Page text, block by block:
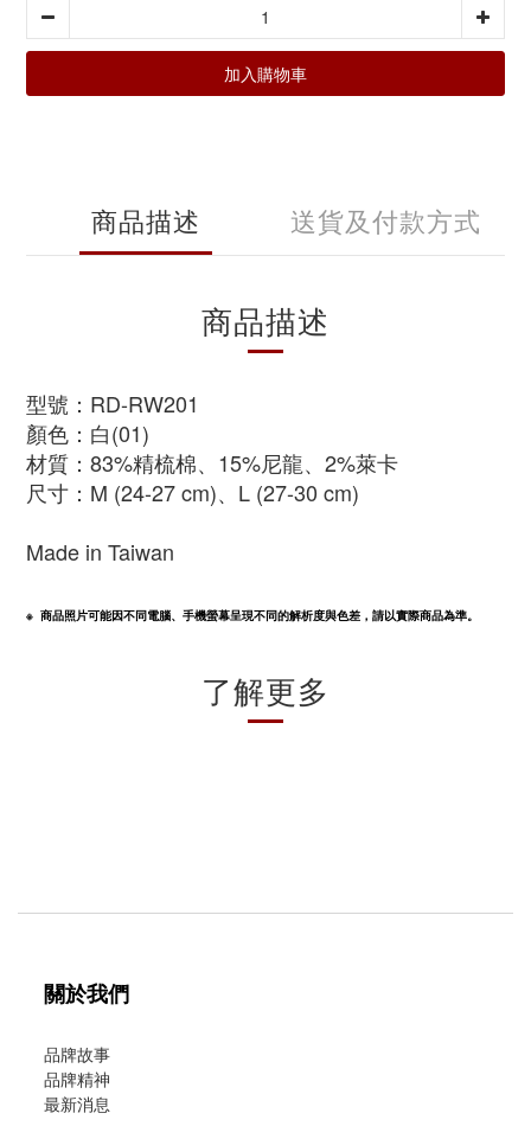
加入購物車
商品描述 送貨及付款方式
商品描述
型號： RD-RW201
顏色：白(01)
材質：83%精梳棉、15%尼龍、2%萊卡
尺寸：M (24-27 cm)、L (27-30 cm)
Made in Taiwan
※  商品照片可能因不同電腦、手機螢幕呈現不同的解析度與色差，請以實際商品為準。
了解更多
關於我們
品牌故事
品牌精神
最新消息